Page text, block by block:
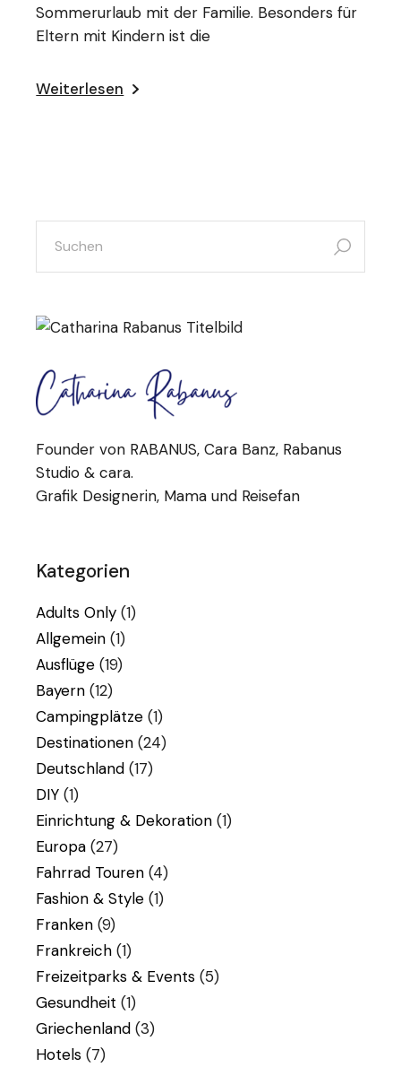
Sommerurlaub mit der Familie. Besonders für
Eltern mit Kindern ist die
Weiterlesen
Founder von RABANUS, Cara Banz, Rabanus
Studio & cara.
Grafik Designerin, Mama und Reisefan
Kategorien
Adults Only (1)
Allgemein (1)
Ausflüge (19)
Bayern (12)
Campingplätze (1)
Destinationen (24)
Deutschland (17)
DIY (1)
Einrichtung & Dekoration (1)
Europa (27)
Fahrrad Touren (4)
Fashion & Style (1)
Franken (9)
Frankreich (1)
Freizeitparks & Events (5)
Gesundheit (1)
Griechenland (3)
Hotels (7)